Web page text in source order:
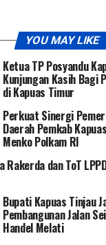
YOU MAY LIKE
Ketua TP Posyandu
Kunjungan Kasih Bagi
di Kapuas Timur
Perkuat Sinergi
Daerah Pemkab
Menko Polkam RI
Rakerda dan ToT
Bupati Kapuas Tinjau
Pembangunan Jalan
Handel Melati